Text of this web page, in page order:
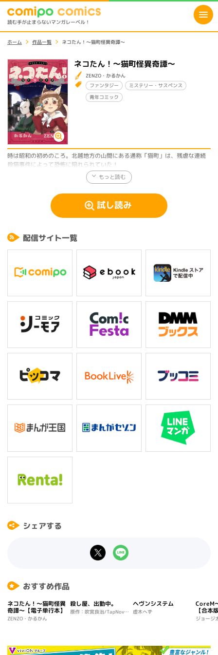
読む手が止まらないマンガレーベル！
ホーム 作品一覧 ネコたん！～猫町怪異奇譚～
ネコたん！～猫町怪異奇譚～
ZENZO・かるかん
ファンタジー ミステリー・サスペンス
青年コミック
時は昭和の初めのころ。北越地方の山間にある通称「猫町」は、残虐な連続
殺猫事件によって恐怖に陥れられていた！
そんな中、この街の片隅で小さな探偵事務所を営む迷路ソマリ（まよいじそ
まり）のもとに、ある依頼が持ち込まれた――。
依頼主の財部梨杏（さいべりあん）、猫町署捜査一課の雨宮将太（あめみや
しょうた）、ホテル「青猫館」に逗留する詩人？サクタロー、そして怪しい
不審猫の龍石李依（たついしりい）。
るのか!?
詩人・萩原朔太郎の唯一の小説『猫町』の世界観をもとに、すでに話題を呼
劇開幕!!
試し読み
配信サイト一覧
シェアする
おすすめ作品
ネコたん！～猫町怪異
奇譚～【電子単行本】
ZENZO・かるかん
殺し屋、出勤中。
原作：吹宮良治/TapNovel
見て
ヘヴンシステム
虚木へず
CoreM
【合本
ジョージ